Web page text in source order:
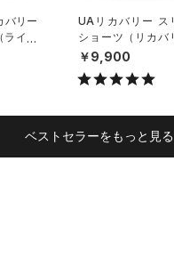
バリー
イフ
UAリカバリー ス
ショーツ（リカバ
NISEX）
￥9,900
ベストセラーをもっと見る